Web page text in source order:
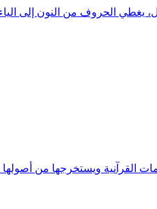
يغطي الحروف من النون إلى
القرآنية ويستخرجها من أصولها